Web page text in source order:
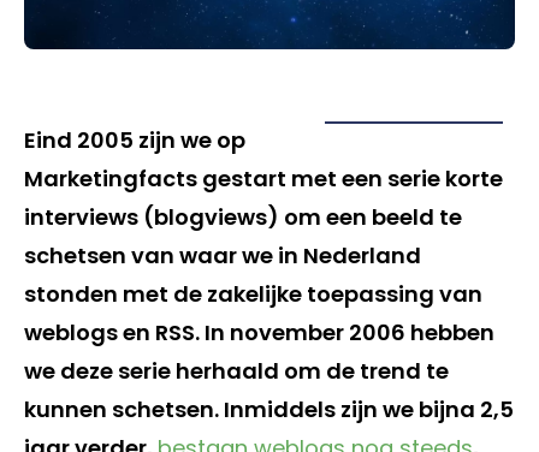
Eind 2005 zijn we op
Marketingfacts gestart met een serie korte
interviews (blogviews) om een beeld te
schetsen van waar we in Nederland
stonden met de zakelijke toepassing van
weblogs en RSS. In november 2006 hebben
we deze serie herhaald om de trend te
kunnen schetsen. Inmiddels zijn we bijna 2,5